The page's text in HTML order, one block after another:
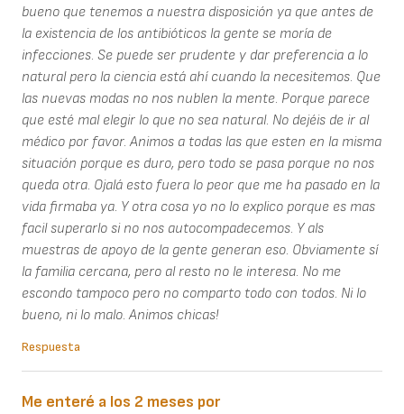
bueno que tenemos a nuestra disposición ya que antes de
la existencia de los antibióticos la gente se moría de
infecciones. Se puede ser prudente y dar preferencia a lo
natural pero la ciencia está ahí cuando la necesitemos. Que
las nuevas modas no nos nublen la mente. Porque parece
que esté mal elegir lo que no sea natural. No dejéis de ir al
médico por favor. Animos a todas las que esten en la misma
situación porque es duro, pero todo se pasa porque no nos
queda otra. Ojalá esto fuera lo peor que me ha pasado en la
vida firmaba ya. Y otra cosa yo no lo explico porque es mas
facil superarlo si no nos autocompadecemos. Y als
muestras de apoyo de la gente generan eso. Obviamente sí
la familia cercana, pero al resto no le interesa. No me
escondo tampoco pero no comparto todo con todos. Ni lo
bueno, ni lo malo. Animos chicas!
Respuesta
Me enteré a los 2 meses por